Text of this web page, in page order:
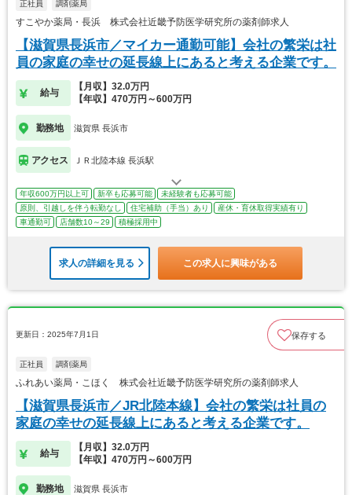
正社員 調剤薬局
すこやか薬局・長浜 株式会社近畿予防医学研究所の薬剤師求人
【滋賀県長浜市／マイカー通勤可能】会社の繁栄は社
員の家庭の幸せの延長線上にあると考える企業です。
給与
【月収】32.0万円
【年収】470万円～600万円
勤務地 滋賀県 長浜市
アクセス ＪＲ北陸本線 長浜駅
年収600万円以上可 新卒も応募可能
未経験者も応募可能
原則、引越しを伴う転勤なし
住宅補助（手当）あり
産休・育休取得実績有り
車通勤可
店舗数10～29 積極採用中
求人の詳細を見る この求人に興味がある
更新日：2025年7月1日 保存する
正社員 調剤薬局
ふれあい薬局・こほく 株式会社近畿予防医学研究所の薬剤師求人
【滋賀県長浜市／JR北陸本線】会社の繁栄は社員の
家庭の幸せの延長線上にあると考える企業です。
給与
【月収】32.0万円
【年収】470万円～600万円
勤務地 滋賀県 長浜市